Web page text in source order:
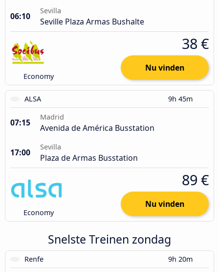
06:10
Sevilla
Seville Plaza Armas Bushalte
Economy
38 €
Nu vinden
ALSA 9h 45m
07:15
Madrid
Avenida de América Busstation
17:00
Sevilla
Plaza de Armas Busstation
Economy
89 €
Nu vinden
Snelste Treinen zondag
Renfe 9h 20m